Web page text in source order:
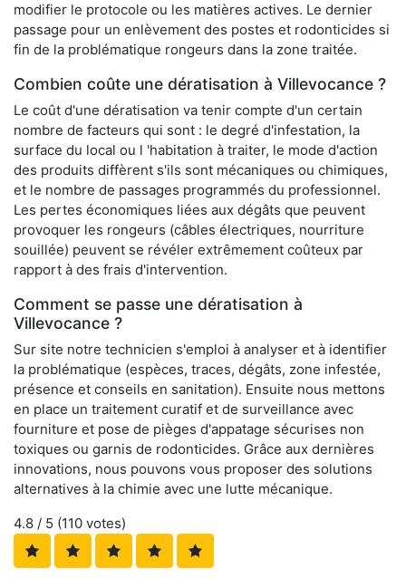
modifier le protocole ou les matières actives. Le dernier
passage pour un enlèvement des postes et rodonticides si
fin de la problématique rongeurs dans la zone traitée.
Combien coûte une dératisation à Villevocance ?
Le coût d'une dératisation va tenir compte d'un certain
nombre de facteurs qui sont : le degré d'infestation, la
surface du local ou l 'habitation à traiter, le mode d'action
des produits diffèrent s'ils sont mécaniques ou chimiques,
et le nombre de passages programmés du professionnel.
Les pertes économiques liées aux dégâts que peuvent
provoquer les rongeurs (câbles électriques, nourriture
souillée) peuvent se révéler extrêmement coûteux par
rapport à des frais d'intervention.
Comment se passe une dératisation à
Villevocance ?
Sur site notre technicien s'emploi à analyser et à identifier
la problématique (espèces, traces, dégâts, zone infestée,
présence et conseils en sanitation). Ensuite nous mettons
en place un traitement curatif et de surveillance avec
fourniture et pose de pièges d'appatage sécurises non
toxiques ou garnis de rodonticides. Grâce aux dernières
innovations, nous pouvons vous proposer des solutions
alternatives à la chimie avec une lutte mécanique.
4.8 / 5 (110 votes)